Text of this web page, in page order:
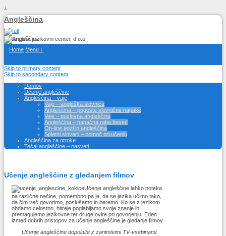
↓
Angleščina
Home Menu ↓
Skip to primary content
Skip to secondary content
Domov
Učenje angleščine
Angleščina – vaje
Vaje – angleška slovnica
Angleščina – pogoste slovnične napake
Vaje – poslovna angleščina
Angleščina – napačna raba besed
On-line testi in angleščina
Spletni slovarji – pomoč pri učenju
Angleščina za otroke
Tečaj angleščine – nasveti
Učenje angleščine z gledanjem filmov
Učenje angleščine lahko poteka
na različne načine, pomembno pa je, da se jezika učimo tako,
da čim več govorimo, poslušamo in beremo. Ko se z jezikom
obdamo celostno, hitreje poglabljamo svoje znanje in
premagujemo jezikovne ter druge ovire pri govorjenju. Eden
izmed dobrih pristopov za učenje angleščine je gledanje filmov.
Učenje angleščine dopolnite z zanimivimi TV-vsebinami.